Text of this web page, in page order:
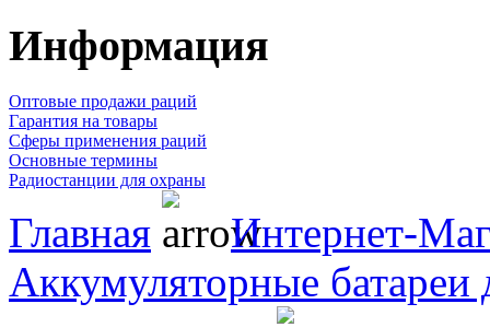
Информация
Оптовые продажи раций
Гарантия на товары
Сферы применения раций
Основные термины
Радиостанции для охраны
Главная
Интернет-
Аккумуляторные